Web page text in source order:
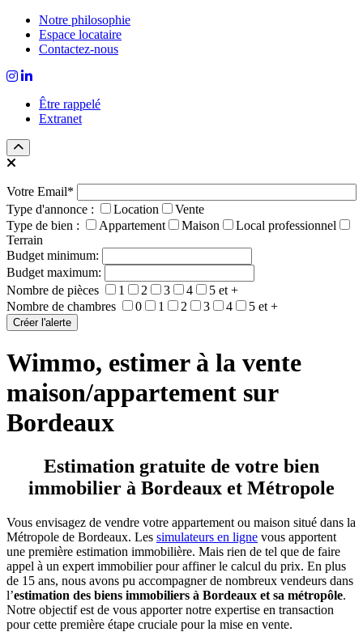
Notre philosophie
Espace locataire
Contactez-nous
Être rappelé
Extranet
Votre Email*
Type d'annonce :
Location
Vente
Type de bien :
Appartement Maison
Local professionnel
Terrain
Budget minimum:
Budget maximum:
Nombre de pièces
1 2 3 4
5 et +
Nombre de chambres
0 1 2 3 4 5 et +
Wimmo, estimer à la vente
maison/appartement sur
Bordeaux
Estimation gratuite de votre bien
immobilier à Bordeaux et Métropole
Vous envisagez de vendre votre appartement ou maison situé dans la
Métropole de Bordeaux. Les simulateurs en ligne vous apportent
une première estimation immobilière. Mais rien de tel que de faire
appel à un expert immobilier pour affiner le calcul du prix. En plus
de 15 ans, nous avons pu accompagner de nombreux vendeurs dans
l’estimation des biens immobiliers à Bordeaux et sa métropôle.
Notre objectif est de vous apporter notre expertise en transaction
pour cette première étape cruciale pour la mise en vente.